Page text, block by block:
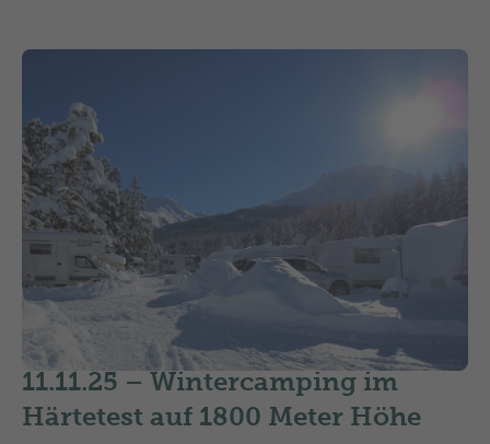
11.11.25 –Wintercamping im
Härtetest auf 1800 Meter Höhe